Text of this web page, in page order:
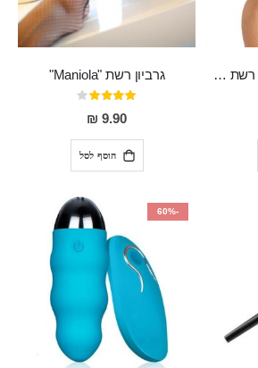
בגד גוף סופר סקסי עם רשת שקופה בחזה ושרשרות מלמעלה וריצרץ מלמטה Pan במפשעה גרביון רשת "Maniola"
דירוג:
80%
9.90 ₪
הוסף לסל
-60%